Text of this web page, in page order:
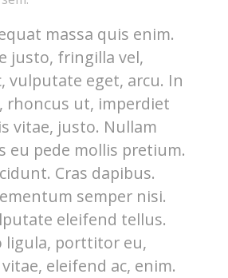
massa quis enim.
justo, fringilla vel,
vulputate eget, arcu. In
rhoncus ut, imperdiet
vitae, justo. Nullam
eu pede mollis pretium.
Cras dapibus.
semper nisi.
eleifend tellus.
ligula, porttitor eu,
eleifend ac, enim.